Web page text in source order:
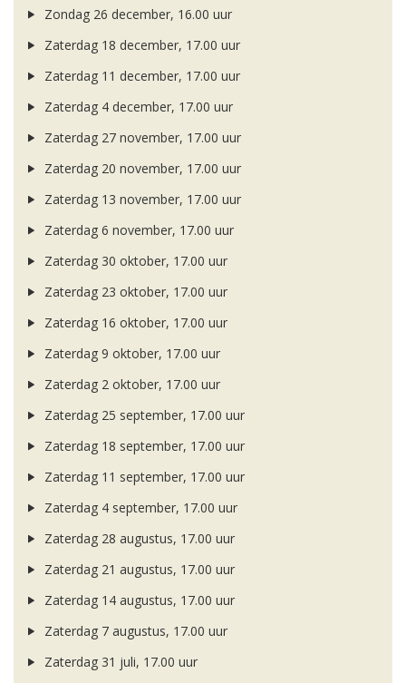
Zondag 26 december, 16.00 uur
Zaterdag 18 december, 17.00 uur
Zaterdag 11 december, 17.00 uur
Zaterdag 4 december, 17.00 uur
Zaterdag 27 november, 17.00 uur
Zaterdag 20 november, 17.00 uur
Zaterdag 13 november, 17.00 uur
Zaterdag 6 november, 17.00 uur
Zaterdag 30 oktober, 17.00 uur
Zaterdag 23 oktober, 17.00 uur
Zaterdag 16 oktober, 17.00 uur
Zaterdag 9 oktober, 17.00 uur
Zaterdag 2 oktober, 17.00 uur
Zaterdag 25 september, 17.00 uur
Zaterdag 18 september, 17.00 uur
Zaterdag 11 september, 17.00 uur
Zaterdag 4 september, 17.00 uur
Zaterdag 28 augustus, 17.00 uur
Zaterdag 21 augustus, 17.00 uur
Zaterdag 14 augustus, 17.00 uur
Zaterdag 7 augustus, 17.00 uur
Zaterdag 31 juli, 17.00 uur